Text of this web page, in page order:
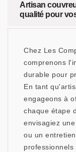
Artisan
qualité pour
Chez Les
comprenons
durable pour
En tant
engageons à
chaque étape
envisagiez
ou un